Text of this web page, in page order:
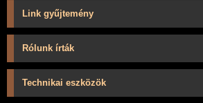
Link gyűjtemény
Rólunk írták
Technikai eszközök